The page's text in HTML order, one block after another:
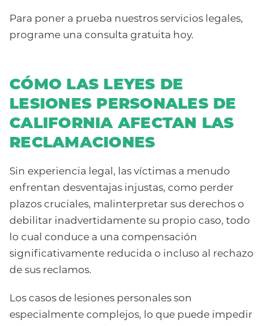
Para poner a prueba nuestros servicios legales,
programe una consulta gratuita hoy.
CÓMO LAS LEYES DE
LESIONES PERSONALES DE
CALIFORNIA AFECTAN LAS
RECLAMACIONES
Sin experiencia legal, las víctimas a menudo
enfrentan desventajas injustas, como perder
plazos cruciales, malinterpretar sus derechos o
debilitar inadvertidamente su propio caso, todo
lo cual conduce a una compensación
significativamente reducida o incluso al rechazo
de sus reclamos.
Los casos de lesiones personales son
especialmente complejos, lo que puede impedir